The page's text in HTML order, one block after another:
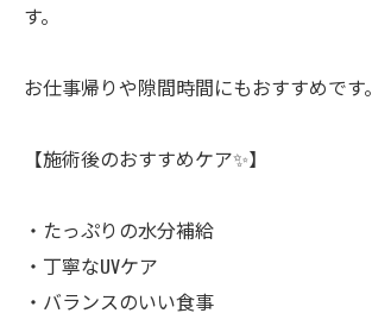
す。
お仕事帰りや隙間時間にもおすすめです。
【施術後のおすすめケア✨】
・たっぷりの水分補給
・丁寧なUVケア
・バランスのいい食事